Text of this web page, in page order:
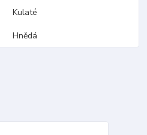
Kulaté
Hnědá